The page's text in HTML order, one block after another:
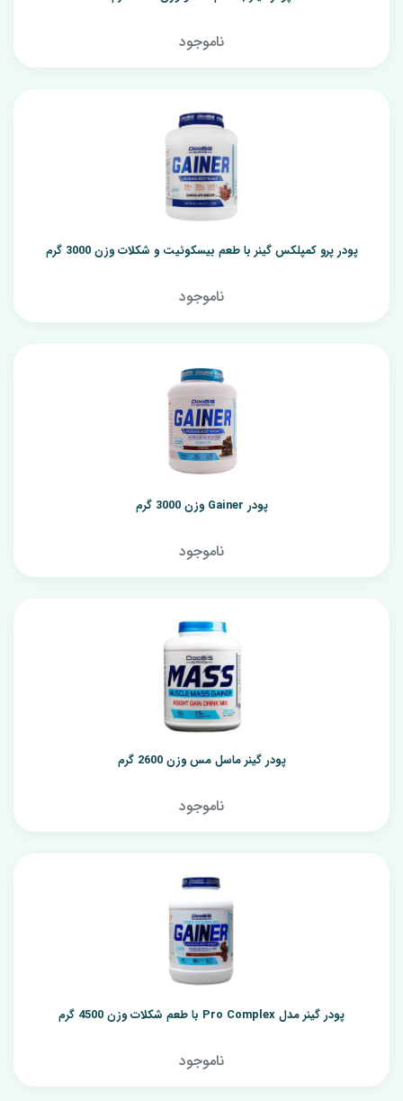
ناموجود
پودر پرو کمپلکس گینر با طعم بیسکوئیت و شکلات وزن 3000 گرم
ناموجود
پودر Gainer وزن 3000 گرم
ناموجود
پودر گینر ماسل مس وزن 2600 گرم
ناموجود
پودر گینر مدل Pro Complex با طعم شکلات وزن 4500 گرم
ناموجود